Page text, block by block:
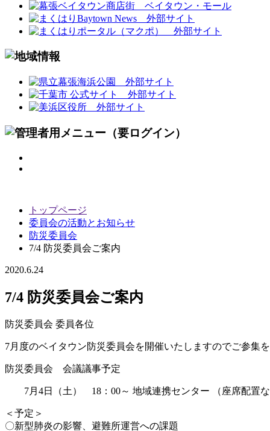
トップページ
委員会の活動とお知らせ
防災委員会
7/4 防災委員会ご案内
2020.6.24
7/4 防災委員会ご案内
防災委員会 委員各位
7月度のベイタウン防災委員会を開催いたしますのでご参集
防災委員会 会議議事予定
7月4日（土） 18：00～ 地域連携センター （座席配置な
＜予定＞
〇新型肺炎の影響、避難所運営への課題